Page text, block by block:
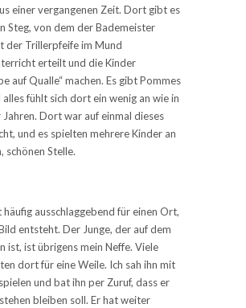
einer vergangenen Zeit. Dort gibt es
Steg, von dem der Bademeister
der Trillerpfeife im Mund
erteilt und die Kinder
auf Qualle“ machen. Es gibt Pommes
alles fühlt sich dort ein wenig an wie in
Dort war auf einmal dieses
und es spielten mehrere Kinder an
schönen Stelle.
häufig ausschlaggebend für einen Ort,
entsteht. Der Junge, der auf dem
ist, ist übrigens mein Neffe. Viele
dort für eine Weile. Ich sah ihn mit
und bat ihn per Zuruf, dass er
bleiben soll. Er hat weiter